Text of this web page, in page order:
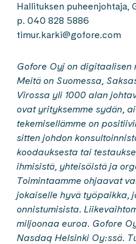
Hallituksen puheenjohtaja,
p. 040 828 5886
timur.karki@gofore.com
Gofore Oyj on digitaalisen
Meitä on Suomessa,
Virossa yli 1000 alan
ovat yrityksemme sydän,
tekemisellämme on
sitten johdon
koodauksesta tai
ihmisistä, yhteisöistä ja
Toimintaamme ohjaavat
jokaiselle hyvä työpaikka,
onnistumisista.
miljoonaa euroa. Gofore
Nasdaq Helsinki Oy:ssä.